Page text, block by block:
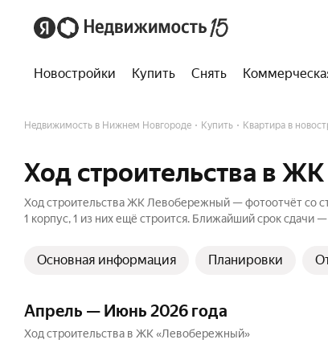
Новостройки Купить Снять
Недвижимость в Нижнем Новгороде Купить Квартира в
Ход строительства в
Ход строительства ЖК Левобережный — фотоотчёт со
1 корпус, 1 из них ещё строится. Ближайший срок сдачи
Основная информация Планировки
Апрель — Июнь 2026 года
Ход строительства в ЖК «Левобережный»